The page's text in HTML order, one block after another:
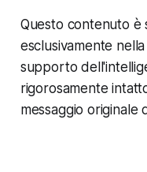
Questo contenuto è
esclusivamente
supporto
rigorosamente
messaggio originale